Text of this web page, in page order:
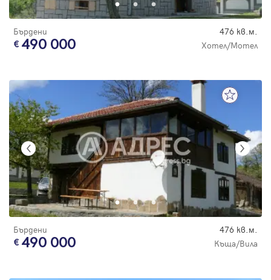
Бърдени 476 кв.м.
490 000 Хотел/Мотел
Бърдени 476 кв.м.
490 000 Къща/Вила